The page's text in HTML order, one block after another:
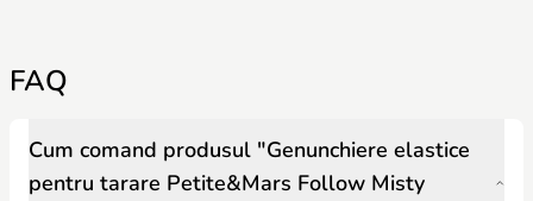
FAQ
Cum comand produsul "Genunchiere elastice
pentru tarare Petite&Mars Follow Misty